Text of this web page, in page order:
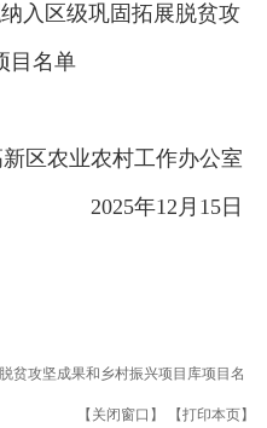
入区级巩固拓展脱贫攻
目名单
新区农业农村工作办公室
2025年12月15日
贫攻坚成果和乡村振兴项目库项目名
【关闭窗口】
【打印本页】